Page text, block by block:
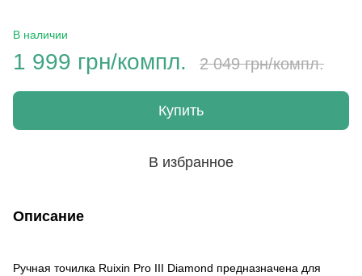
В наличии
1 999 грн/компл. 2 049 грн/компл.
Купить
В избранное
Описание
Ручная точилка Ruixin Pro III Diamond предназначена для